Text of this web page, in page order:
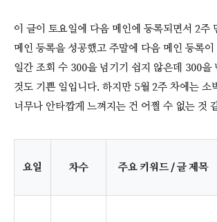
이 글이 토요일에 다음 메인에 등록되면서 2주
메인 등록을 성공했고 주말에 다음 메인 등록
일간 조회 수 300을 넘기기 쉽지 않은데 300을
것도 기쁜 일입니다. 하지만 5월 2주 차에는 소
너무나 안타깝게 느껴지는 건 어쩔 수 없는 것
요일 차수 주요 키워드 / 글 제목